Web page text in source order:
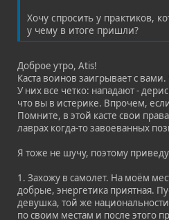
Хочу спросить у практиков,
у чему в итоге пришли?
Доброе утро, Atis!
Каста воинов заигрывает с
У них все четко: нападают -
что вы в истерике. Впрочем,
Помните, в этой касте свои
лаврах когда-то завоеванных
Я тоже не шучу, поэтому
1. Захожу в самолет. На моём
добрые, энергетика приятная.
девушка, той же
по своим местам и после этого